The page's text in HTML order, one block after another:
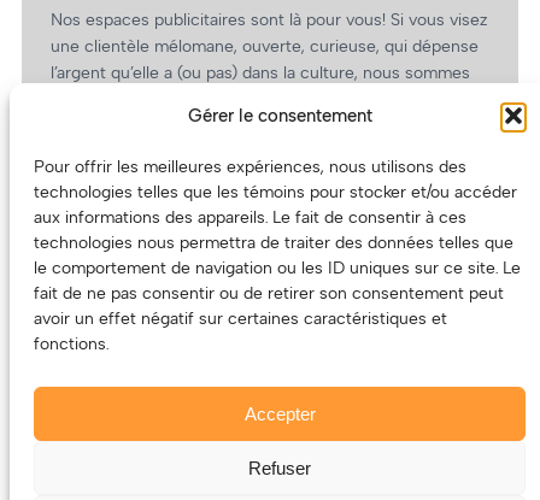
Gérer le consentement
Pour offrir les meilleures expériences, nous utilisons des
technologies telles que les témoins pour stocker et/ou accéder
aux informations des appareils. Le fait de consentir à ces
technologies nous permettra de traiter des données telles que
le comportement de navigation ou les ID uniques sur ce site. Le
fait de ne pas consentir ou de retirer son consentement peut
avoir un effet négatif sur certaines caractéristiques et
fonctions.
Accepter
Refuser
Nos espaces publicitaires sont là pour vous! Si vous visez
une clientèle mélomane, ouverte, curieuse, qui dépense
l’argent qu’elle a (ou pas) dans la culture, nous sommes
revient.
(Oui, on va avoir des tarifs spéciaux pour vous, les
artistes!)